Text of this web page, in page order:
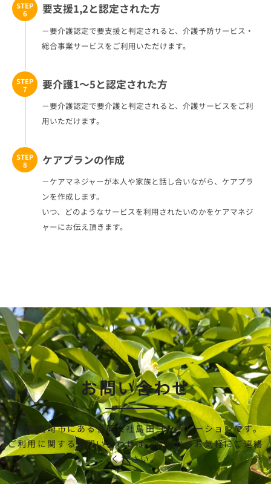
STEP
6
要支援1,2と認定された方
－要介護認定で要支援と判定されると、介護予防サービス・
総合事業サービスをご利用いただけます。
STEP
7
要介護1～5と認定された方
－要介護認定で要介護と判定されると、介護サービスをご利
用いただけます。
STEP
8
ケアプランの作成
－ケアマネジャーが本人や家族と話し合いながら、ケアプラ
ンを作成します。
いつ、どのようなサービスを利用されたいのかをケアマネジ
ャーにお伝え頂きます。
お問い合わせ
宮崎県宮崎市にある合同会社島田コーポレーションです。
ご利用に関するお問い合わせはこちらからお気軽にご連絡
ください。